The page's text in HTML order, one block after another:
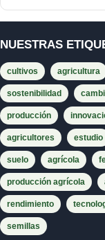
NUESTRAS
cultivos agricultura
sostenibilidad
producción
agricultores estudio
suelo agrícola
producción agrícola
rendimiento
semillas